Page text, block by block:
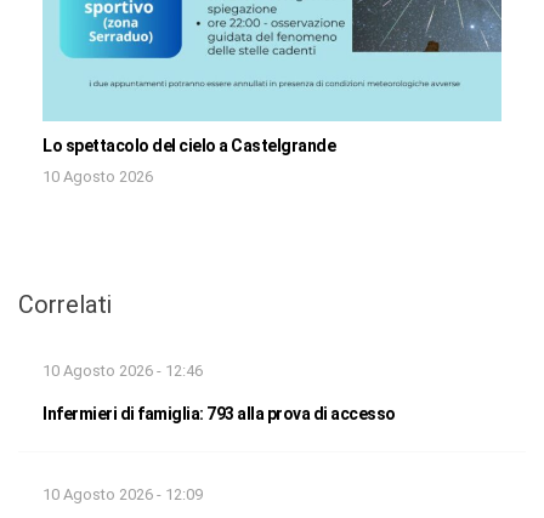
Lo spettacolo del cielo a Castelgrande
10 Agosto 2026
Correlati
10 Agosto 2026 - 12:46
Infermieri di famiglia: 793 alla prova di accesso
10 Agosto 2026 - 12:09